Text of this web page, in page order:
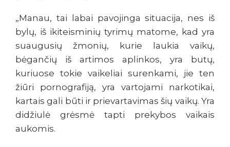
„Manau, tai labai pavojinga situacija, nes iš
bylų, iš ikiteisminių tyrimų matome, kad yra
suaugusių žmonių, kurie laukia vaikų,
bėgančių iš artimos aplinkos, yra butų,
kuriuose tokie vaikeliai surenkami, jie ten
žiūri pornografiją, yra vartojami narkotikai,
kartais gali būti ir prievartavimas šių vaikų. Yra
didžiulė grėsmė tapti prekybos vaikais
aukomis.